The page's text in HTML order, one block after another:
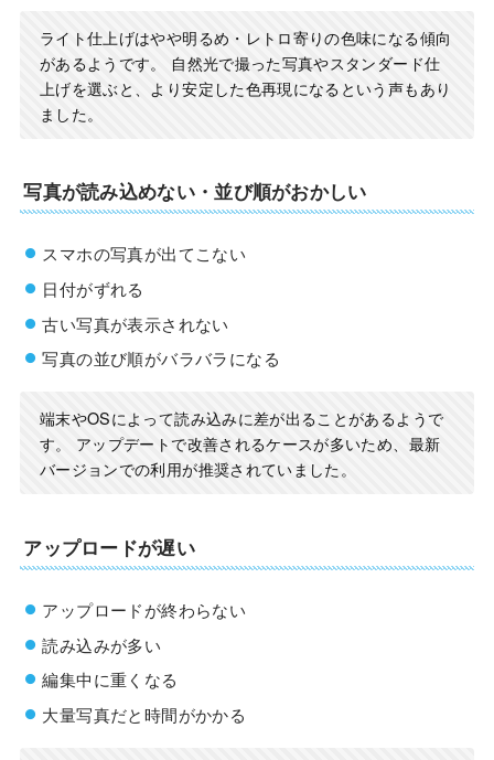
ライト仕上げはやや明るめ・レトロ寄りの色味になる傾向
があるようです。 自然光で撮った写真やスタンダード仕
上げを選ぶと、より安定した色再現になるという声もあり
ました。
写真が読み込めない・並び順がおかしい
スマホの写真が出てこない
日付がずれる
古い写真が表示されない
写真の並び順がバラバラになる
端末やOSによって読み込みに差が出ることがあるようで
す。 アップデートで改善されるケースが多いため、最新
バージョンでの利用が推奨されていました。
アップロードが遅い
アップロードが終わらない
読み込みが多い
編集中に重くなる
大量写真だと時間がかかる